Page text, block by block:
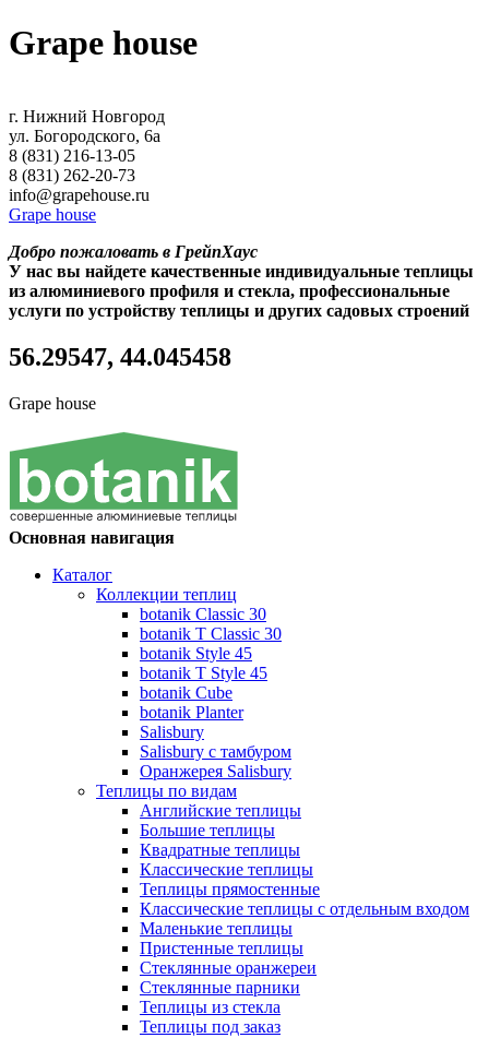
Grape house
г. Нижний Новгород
ул. Богородского, 6а
8 (831) 216-13-05
8 (831) 262-20-73
info@grapehouse.ru
Grape house
Добро пожаловать в ГрейпХаус
У нас вы найдете качественные индивидуальные теплицы
из алюминиевого профиля и стекла, профессиональные
услуги по устройству теплицы и других садовых строений
56.29547, 44.045458
Grape house
Основная навигация
Каталог
Коллекции теплиц
botanik Classic 30
botanik T Classic 30
botanik Style 45
botanik Т Style 45
botanik Cube
botanik Planter
Salisbury
Salisbury с тамбуром
Оранжерея Salisbury
Теплицы по видам
Английские теплицы
Большие теплицы
Квадратные теплицы
Классические теплицы
Теплицы прямостенные
Классические теплицы с отдельным входом
Маленькие теплицы
Пристенные теплицы
Стеклянные оранжереи
Стеклянные парники
Теплицы из стекла
Теплицы под заказ